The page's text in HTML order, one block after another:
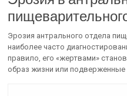
Эрозия антрального отдела
наиболее часто
правило, его «жертвами»
образ жизни или подверженные